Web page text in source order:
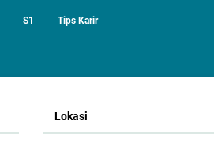
S1 Tips Karir
Lokasi